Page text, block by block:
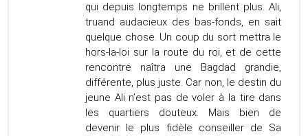
qui depuis longtemps ne brillent plus. Ali,
truand audacieux des bas-fonds, en sait
quelque chose. Un coup du sort mettra le
hors-la-loi sur la route du roi, et de cette
rencontre naîtra une Bagdad grandie,
différente, plus juste. Car non, le destin du
jeune Ali n’est pas de voler à la tire dans
les quartiers douteux. Mais bien de
devenir le plus fidèle conseiller de Sa